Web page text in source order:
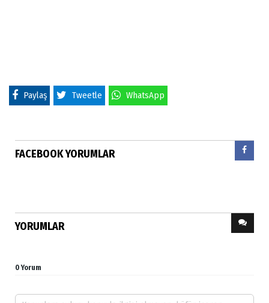
Paylaş Tweetle WhatsApp
FACEBOOK YORUMLAR
YORUMLAR
0 Yorum